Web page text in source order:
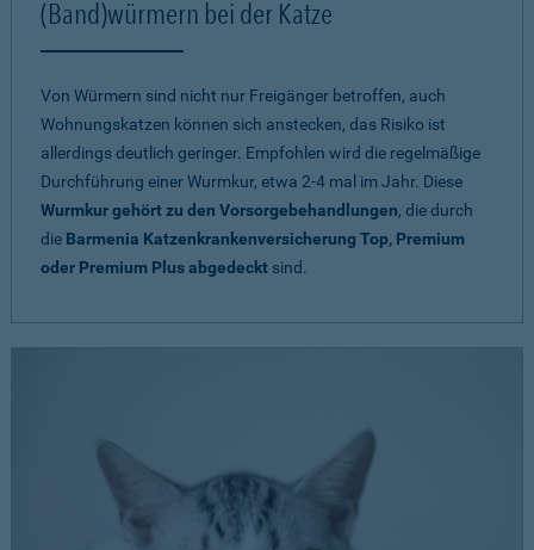
(Band)würmern bei der Katze
Von Würmern sind nicht nur Freigänger betroffen, auch
Wohnungskatzen können sich anstecken, das Risiko ist
allerdings deutlich geringer. Empfohlen wird die regelmäßige
Durchführung einer Wurmkur, etwa 2-4 mal im Jahr. Diese
Wurmkur gehört zu den Vorsorgebehandlungen, die durch
die Barmenia Katzenkrankenversicherung Top, Premium
oder Premium Plus abgedeckt sind.